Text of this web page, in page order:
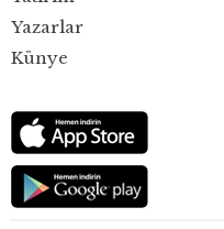
Yazarlar
Künye